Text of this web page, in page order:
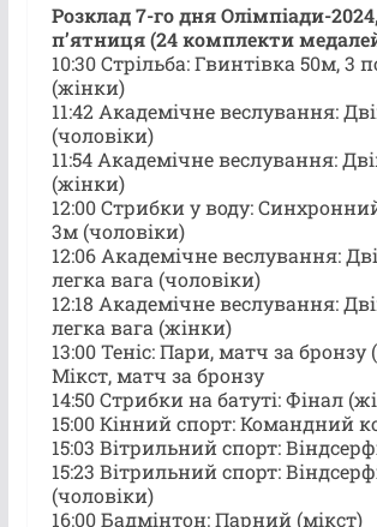
Розклад 7-го дня Олімпіади-
пʼятниця (24 комплекти
10:30 Стрільба: Гвинтівка 50м, 3
(жінки)
11:42 Академічне веслування:
(чоловіки)
11:54 Академічне веслування:
(жінки)
12:00 Стрибки у воду:
3м (чоловіки)
12:06 Академічне веслування:
легка вага (чоловіки)
12:18 Академічне веслування:
легка вага (жінки)
13:00 Теніс: Пари, матч за бронзу
Мікст, матч за бронзу
14:50 Стрибки на батуті: Фінал
15:00 Кінний спорт: Командний
15:03 Вітрильний спорт:
15:23 Вітрильний спорт:
(чоловіки)
16:00 Бадмінтон: Парний (мікст)